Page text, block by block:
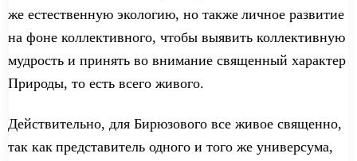
же естественную экологию, но также личное развитие
на фоне коллективного, чтобы выявить коллективную
мудрость и принять во внимание священный характер
Природы, то есть всего живого.
Действительно, для Бирюзового все живое священно,
так как представитель одного и того же универсума,